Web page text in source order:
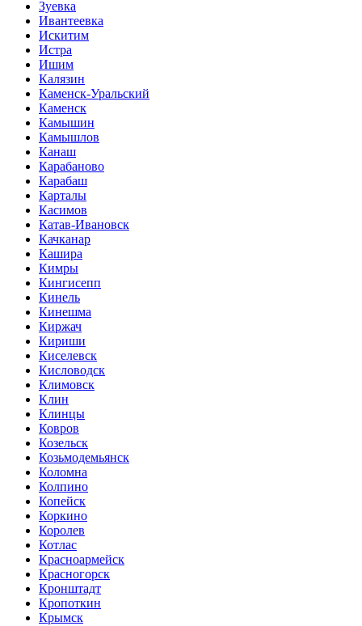
Зуевка
Ивантеевка
Искитим
Истра
Ишим
Калязин
Каменск-Уральский
Каменск
Камышин
Камышлов
Канаш
Карабаново
Карабаш
Карталы
Касимов
Катав-Ивановск
Качканар
Кашира
Кимры
Кингисепп
Кинель
Кинешма
Киржач
Кириши
Киселевск
Кисловодск
Климовск
Клин
Клинцы
Ковров
Козельск
Козьмодемьянск
Коломна
Колпино
Копейск
Коркино
Королев
Котлас
Красноармейск
Красногорск
Кронштадт
Кропоткин
Крымск